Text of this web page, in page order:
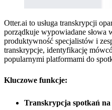
Otter.ai to usługa transkrypcji
porządkuje wypowiadane słowa
produktywność specjalistów i
transkrypcje, identyfikację
popularnymi platformami do
Kluczowe funkcje:
Transkrypcja spotkań na